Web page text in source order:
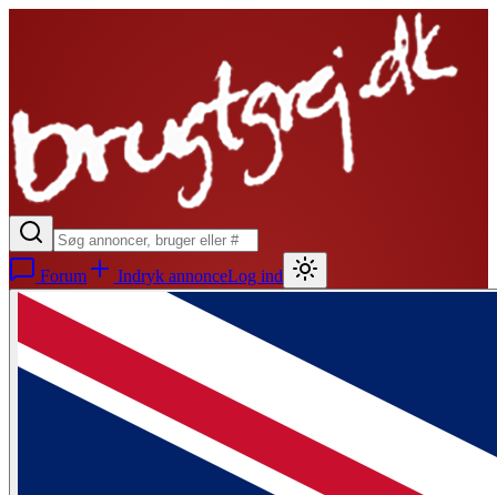
Forum Indryk annonceLog ind